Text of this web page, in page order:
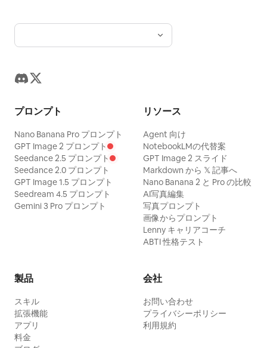
プロンプト
Nano Banana Pro プロンプト
GPT Image 2 プロンプト
Seedance 2.5 プロンプト
Seedance 2.0 プロンプト
GPT Image 1.5 プロンプト
Seedream 4.5 プロンプト
Gemini 3 Pro プロンプト
リソース
Agent 向け
NotebookLMの代替案
GPT Image 2 スライド
Markdown から 𝕏 記事へ
Nano Banana 2 と Pro の比較
AI写真編集
写真プロンプト
画像からプロンプト
Lenny キャリアコーチ
ABTI 性格テスト
製品
スキル
拡張機能
アプリ
料金
会社
お問い合わせ
プライバシーポリシー
利用規約